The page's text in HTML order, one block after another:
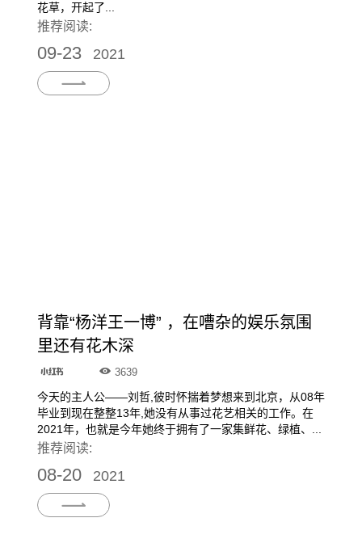
花草，开起了...
推荐阅读:
09-23 2021
背靠“杨洋王一博” ，在嘈杂的娱乐氛围
里还有花木深
3639
今天的主人公­——刘哲,彼时怀揣着梦想来到北京，从08年
毕业到现在整整13年,她没有从事过花艺相关的工作。在
2021年，也就是今年她终于拥有了一家集鲜花、绿植、...
推荐阅读:
08-20 2021